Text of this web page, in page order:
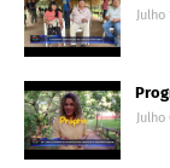
Julho
Julho